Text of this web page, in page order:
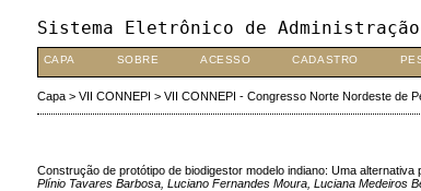
Sistema Eletrônico de
CAPA SOBRE ACESSO CADASTRO
Capa> VII CONNEPI > VII CONNEPI - Congresso Norte Nordeste de
Construção de protótipo de biodigestor modelo indiano: Uma
Plínio Tavares Barbosa, Luciano Fernandes Moura, Luciana Medeiros